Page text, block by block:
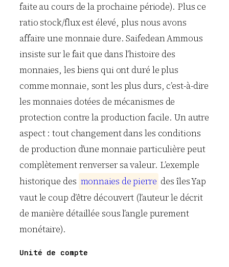
faite au cours de la prochaine période). Plus ce
ratio stock/flux est élevé, plus nous avons
affaire une monnaie dure. Saifedean Ammous
insiste sur le fait que dans l’histoire des
monnaies, les biens qui ont duré le plus
comme monnaie, sont les plus durs, c’est-à-dire
les monnaies dotées de mécanismes de
protection contre la production facile. Un autre
aspect : tout changement dans les conditions
de production d’une monnaie particulière peut
complètement renverser sa valeur. L’exemple
historique des monnaies depierre des îles Yap
vaut le coup d’être découvert (l’auteur le décrit
de manière détaillée sous l’angle purement
monétaire).
Unité de compte